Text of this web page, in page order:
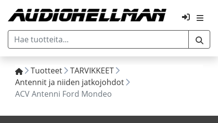
Tuotteet
TARVIKKEET
Antennit ja niiden jatkojohdot
ACV Antenni Ford Mondeo